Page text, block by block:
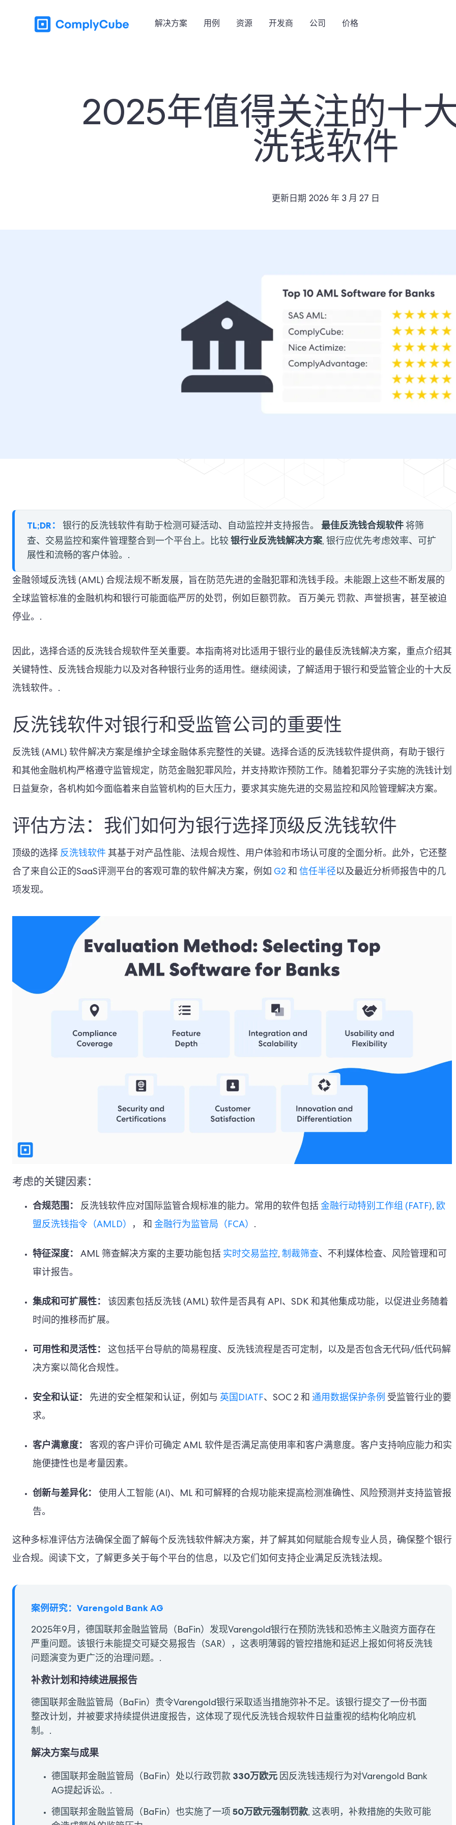
解决方案 用例 资源 开发商 公司 价格
2025年值得关注的十
洗钱软件
更新日期 2026 年 3 月 27 日
TL;DR： 银行的反洗钱软件有助于检测可疑活动、自动监控并支持报告。 最佳反洗钱合规软件 将筛
查、交易监控和案件管理整合到一个平台上。比较 银行业反洗钱解决方案, 银行应优先考虑效率、可扩
展性和流畅的客户体验。.
金融领域反洗钱 (AML) 合规法规不断发展，旨在防范先进的金融犯罪和洗钱手段。未能跟上这些不断发展的
全球监管标准的金融机构和银行可能面临严厉的处罚，例如巨额罚款。
百万美元 罚款、声誉损害，甚至被迫
停业。.
因此，选择合适的反洗钱合规软件至关重要。本指南将对比适用于银行业的最佳反洗钱解决方案，重点介绍其
关键特性、反洗钱合规能力以及对各种银行业务的适用性。继续阅读，了解适用于银行和受监管企业的十大反
洗钱软件。.
反洗钱软件对银行和受监管公司的重要性
反洗钱 (AML) 软件解决方案是维护全球金融体系完整性的关键。选择合适的反洗钱软件提供商，有助于银行
和其他金融机构严格遵守监管规定，防范金融犯罪风险，并支持欺诈预防工作。随着犯罪分子实施的洗钱计划
日益复杂，各机构如今面临着来自监管机构的巨大压力，要求其实施先进的交易监控和风险管理解决方案。
评估方法：我们如何为银行选择顶级反洗钱软件
顶级的选择 反洗钱软件 其基于对产品性能、法规合规性、用户体验和市场认可度的全面分析。此外，它还整
合了来自公正的SaaS评测平台的客观可靠的软件解决方案，例如 G2 和 信任半径以及最近分析师报告中的几
项发现。
考虑的关键因素：
合规范围： 反洗钱软件应对国际监管合规标准的能力。常用的软件包括 金融行动特别工作组 (FATF), 欧
盟反洗钱指令（AMLD）
， 和 金融行为监管局（FCA） .
特征深度： AML 筛查解决方案的主要功能包括 实时交易监控, 制裁筛查、不利媒体检查、风险管理和可
审计报告。
集成和可扩展性：
该因素包括反洗钱 (AML) 软件是否具有 API、SDK 和其他集成功能，以促进业务随着
时间的推移而扩展。
可用性和灵活性：
这包括平台导航的简易程度、反洗钱流程是否可定制，以及是否包含无代码/低代码解
决方案以简化合规性。
安全和认证： 先进的安全框架和认证，例如与 英国DIATF、SOC 2 和 通用数据保护条例 受监管行业的要
求。
客户满意度：
客观的客户评价可确定 AML 软件是否满足高使用率和客户满意度。客户支持响应能力和实
施便捷性也是考量因素。
创新与差异化：
使用人工智能 (AI)、ML 和可解释的合规功能来提高检测准确性、风险预测并支持监管报
告。
这种多标准评估方法确保全面了解每个反洗钱软件解决方案，并了解其如何赋能合规专业人员，确保整个银行
业合规。阅读下文，了解更多关于每个平台的信息，以及它们如何支持企业满足反洗钱法规。
案例研究：Varengold Bank AG
2025年9月，德国联邦金融监管局（BaFin）发现Varengold银行在预防洗钱和恐怖主义融资方面存在
严重问题。该银行未能提交可疑交易报告（SAR），这表明薄弱的管控措施和延迟上报如何将反洗钱
问题演变为更广泛的治理问题。.
补救计划和持续进展报告
德国联邦金融监管局（BaFin）责令Varengold银行采取适当措施弥补不足。该银行提交了一份书面
整改计划，并被要求持续提供进度报告，这体现了现代反洗钱合规软件日益重视的结构化响应机
制。.
解决方案与成果
德国联邦金融监管局（BaFin）处以行政罚款 330万欧元 因反洗钱违规行为对Varengold Bank
AG提起诉讼。.
德国联邦金融监管局（BaFin）也实施了一项 50万欧元强制罚款, 这表明，补救措施的失败可能